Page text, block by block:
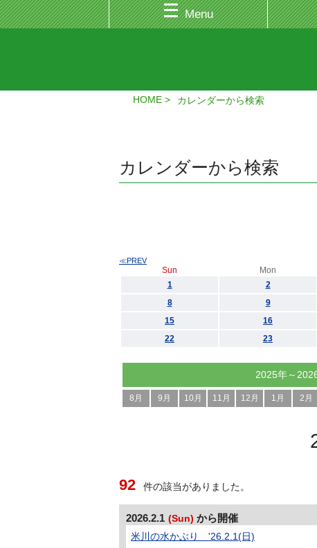
Menu
HOME カレンダーから検索
カレンダーから検索
≪PREV
Sun Mon
1
2
8
9
15
16
22
23
2025年～
8月 9月 10月 11月 12月 1月 2月
92 件の該当がありました。
2026.2.1 (Sun) から開催
米川の水かぶり '26.2.1(日)